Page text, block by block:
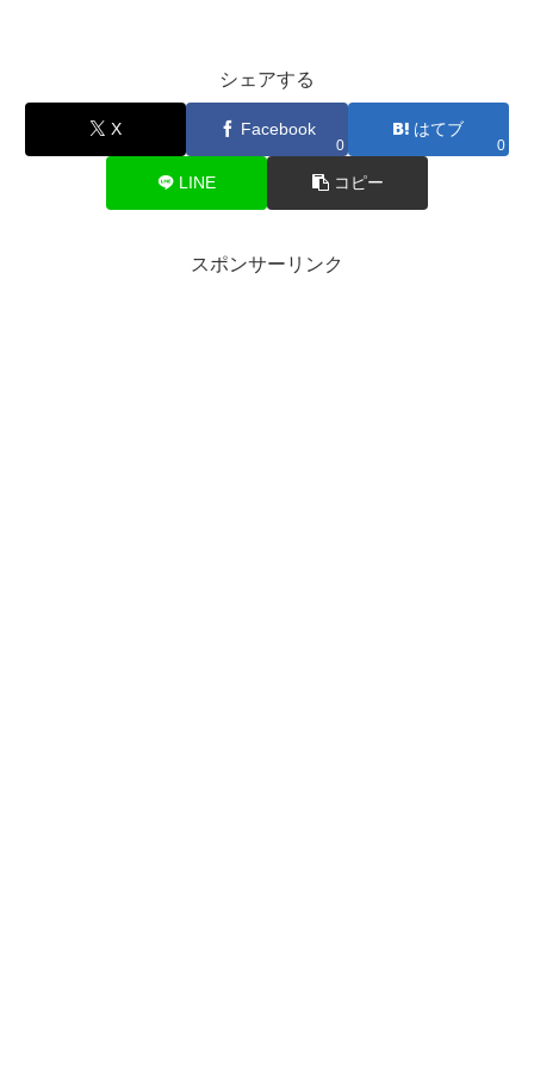
シェアする
X Facebook
0
はてブ
0
LINE コピー
スポンサーリンク